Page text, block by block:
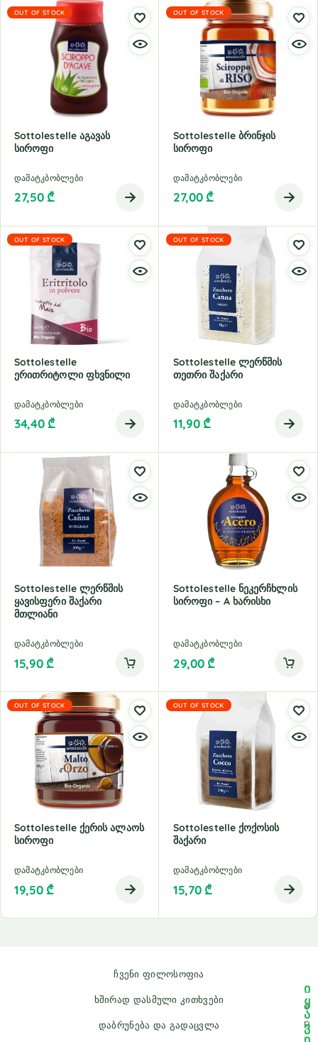
OUT OF STOCK
Sottolestelle Აგავას
Სიროფი
დამატკბობლები
27,50 ₾
OUT OF STOCK
Sottolestelle Ბრინჯის
Სიროფი
დამატკბობლები
27,00 ₾
OUT OF STOCK
Sottolestelle
Ერითრიტოლი Ფხვნილი
დამატკბობლები
34,40 ₾
OUT OF STOCK
Sottolestelle Ლერწმის
Თეთრი Შაქარი
დამატკბობლები
11,90 ₾
Sottolestelle Ლერწმის
Ყავისფერი Შაქარი
Მთლიანი
დამატკბობლები
15,90 ₾
Sottolestelle Ნეკერჩხლის
Სიროფი – A Ხარისხი
დამატკბობლები
29,00 ₾
OUT OF STOCK
Sottolestelle Ქერის Ალაოს
Სიროფი
დამატკბობლები
19,50 ₾
OUT OF STOCK
Sottolestelle Ქოქოსის
Შაქარი
დამატკბობლები
15,70 ₾
ჩვენი ფილოსოფია
ხშირად დასმული კითხვები
დაბრუნება და გადაცვლა
e
p
ი
ყ
ა
ვ